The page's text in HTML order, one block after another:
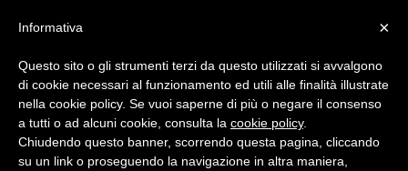
Cronaca
×
Informativa
Questo sito o gli strumenti terzi da questo utilizzati si avvalgono
di cookie necessari al funzionamento ed utili alle finalità illustrate
nella cookie policy. Se vuoi saperne di più o negare il consenso
a tutti o ad alcuni cookie, consulta la cookie policy.
Chiudendo questo banner, scorrendo questa pagina, cliccando
su un link o proseguendo la navigazione in altra maniera,